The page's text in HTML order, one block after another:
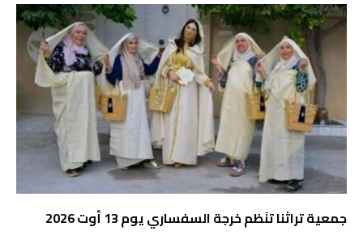
جمعية تراثنا تنَظم خرجة السفساري يوم 13 أوت 2026